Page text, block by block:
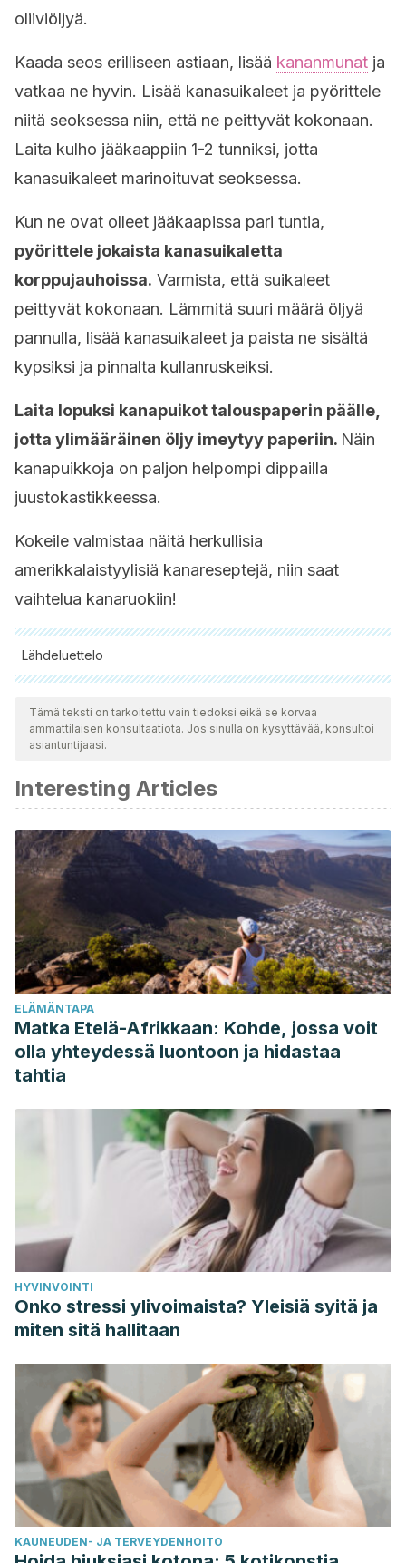
oliiviöljyä.
Kaada seos erilliseen astiaan, lisää kananmunat ja
vatkaa ne hyvin. Lisää kanasuikaleet ja pyörittele
niitä seoksessa niin, että ne peittyvät kokonaan.
Laita kulho jääkaappiin 1-2 tunniksi, jotta
kanasuikaleet marinoituvat seoksessa.
Kun ne ovat olleet jääkaapissa pari tuntia,
pyörittele jokaista kanasuikaletta
korppujauhoissa. Varmista, että suikaleet
peittyvät kokonaan. Lämmitä suuri määrä öljyä
pannulla, lisää kanasuikaleet ja paista ne sisältä
kypsiksi ja pinnalta kullanruskeiksi.
Laita lopuksi kanapuikot talouspaperin päälle,
jotta ylimääräinen öljy imeytyy paperiin. Näin
kanapuikkoja on paljon helpompi dippailla
juustokastikkeessa.
Kokeile valmistaa näitä herkullisia
amerikkalaistyylisiä kanareseptejä, niin saat
vaihtelua kanaruokiin!
Lähdeluettelo
Kaikki lainatut lähteet tarkistettiin perusteellisesti tiimimme
toimesta varmistaaksemme niiden laadun, luotettavuuden,
ajantasaisuuden ja pätevyyden. Tämän artikkelin bibliografia
Oakley, B. B., Lillehoj, H. S., Kogut, M. H., Kim, W. K., Maurer,
J. J., Pedroso, A., … Cox, N. A. (2014). The chicken
gastrointestinal microbiome. FEMS Microbiology Letters.
https://doi.org/10.1111/1574-6968.12608
Marangoni F, Corsello G, Cricelli C, et al. Role of poultry
meat in a balanced diet aimed at maintaining health and
wellbeing: an Italian consensus document.Food Nutr Res.
2015;59:27606. Published 2015 Jun 9.
doi:10.3402/fnr.v59.27606
Caillaud, B., & Jullien, B. (2003). Chicken & Egg:
Competition among Intermediation Service Providers. The
RAND Journal of Economics.
Cogburn, L. A., Porter, T. E., Duclos, M. J., Simon, J.,
Burgess, S. C., Zhu, J. J., … Burnside, J. (2007). Functional
genomics of the chicken – A model organism. Poultry
https://doi.org/10.1093/ps/86.10.2059
Tämä teksti on tarkoitettu vain tiedoksi eikä se korvaa
ammattilaisen konsultaatiota. Jos sinulla on kysyttävää, konsultoi
asiantuntijaasi.
Interesting Articles
ELÄMÄNTAPA
Matka Etelä-Afrikkaan: Kohde, jossa voit
olla yhteydessä luontoon ja hidastaa
tahtia
HYVINVOINTI
Onko stressi ylivoimaista? Yleisiä syitä ja
miten sitä hallitaan
KAUNEUDEN- JA TERVEYDENHOITO